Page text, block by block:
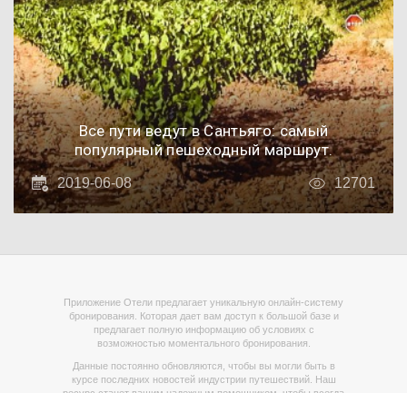
Все пути ведут в Сантьяго: самый
популярный пешеходный маршрут.
2019-06-08 12701
Приложение Отели предлагает уникальную онлайн-систему
бронирования. Которая дает вам доступ к большой базе и
предлагает полную информацию об условиях с
возможностью моментального бронирования.
Данные постоянно обновляются, чтобы вы могли быть в
курсе последних новостей индустрии путешествий. Наш